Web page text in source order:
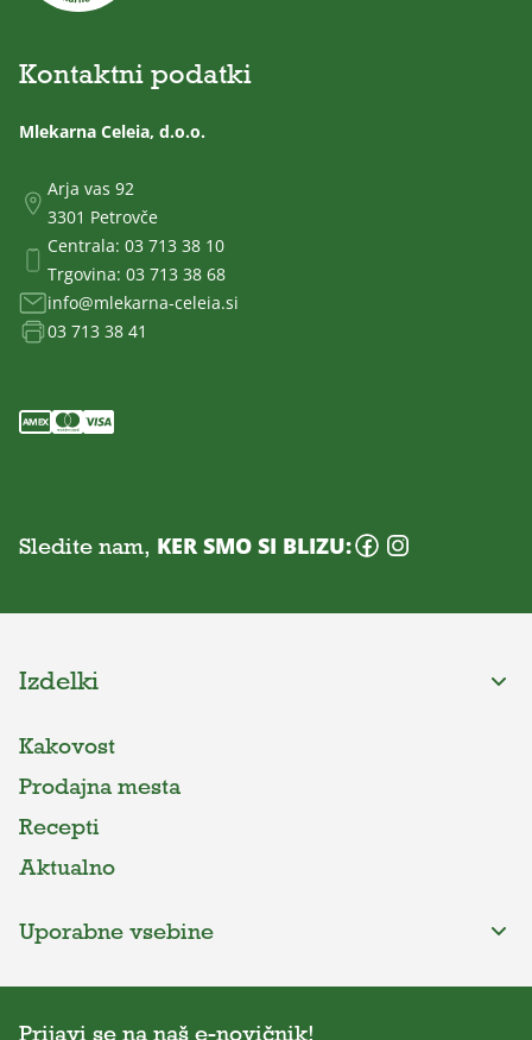
Kontaktni podatki
Mlekarna Celeia, d.o.o.
Arja vas 92
3301 Petrovče
Centrala: 03 713 38 10
Trgovina: 03 713 38 68
info@mlekarna-celeia.si
03 713 38 41
Sledite nam, KER SMO SI BLIZU:
Izdelki
Kakovost
Prodajna mesta
Recepti
Aktualno
Uporabne vsebine
Prijavi se na naš e-novičnik!